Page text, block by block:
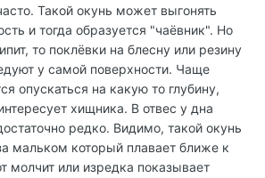
Такой окунь может выгонять
и тогда образуется "чаёвник". Но
то поклёвки на блесну или резину
у самой поверхности. Чаще
опускаться на какую то глубину,
хищника. В отвес у дна
редко. Видимо, такой окунь
мальком который плавает ближе к
молчит или изредка показывает